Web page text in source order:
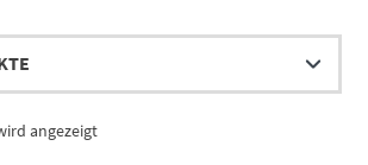
angezeigt